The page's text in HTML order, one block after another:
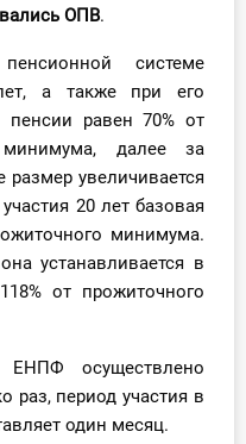
ОПВ.
системе
а также при его
пенсии равен 70% от
далее за
увеличивается
20 лет базовая
минимума.
устанавливается в
от прожиточного
осуществлено
раз, период участия в
один месяц.